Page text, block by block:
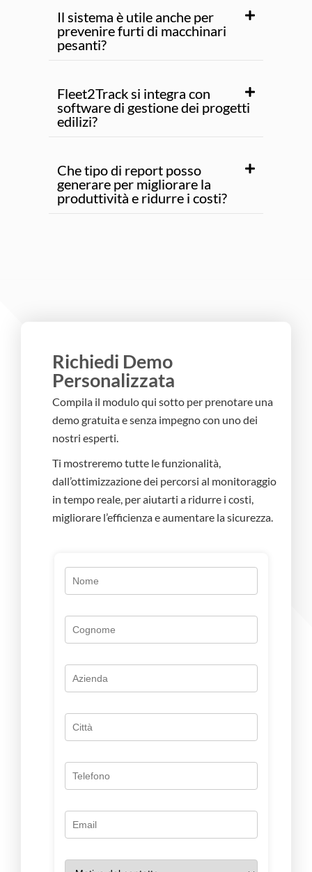
Il sistema è utile anche per
prevenire furti di macchinari
pesanti?
Fleet2Track si integra con
software di gestione dei progetti
edilizi?
Che tipo di report posso
generare per migliorare la
produttività e ridurre i costi?
Richiedi Demo
Personalizzata
Compila il modulo qui sotto per prenotare una
demo gratuita e senza impegno con uno dei
nostri esperti.
Ti mostreremo tutte le funzionalità,
dall’ottimizzazione dei percorsi al monitoraggio
in tempo reale, per aiutarti a ridurre i costi,
migliorare l’efficienza e aumentare la sicurezza.